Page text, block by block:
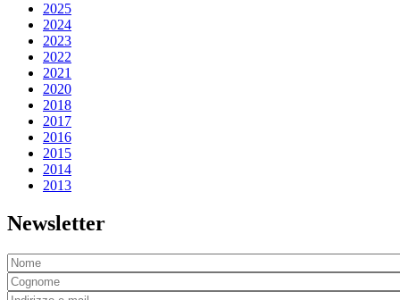
2025
2024
2023
2022
2021
2020
2018
2017
2016
2015
2014
2013
Newsletter